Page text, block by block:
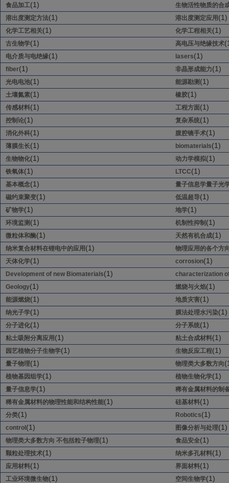
食品加工(1)
生物活性物质的合
溶出度测定方法(1) 溶出度测定应用 (1)
化学工艺相关(1) 化学工程相关(1)
古生物学(1) 高电压与绝缘技术
电介质与电绝缘(1) lasers(1)
fiber(1) 非晶形成能力(1)
光电电池(1) 能源勘测 (1)
土壤氮素(1) 橡胶(1)
传感材料(1) 工程方面(1)
控制论(1) 复杂系统(1)
消化外科(1) 腹腔镜手术(1)
薄膜生长(1) biomaterials(1)
生物物化(1) 动力学模拟(1)
铁氧体(1) LTCC(1)
基本概念(1)
量子信息学量子光
磁约束聚变(1) 低温超导(1)
矿物学(1) 地学(1)
环境监测 (1) 机制性抑制 (1)
微粒体和酶(1) 天然有机合成(1)
纳米复合材料在锂电中的应用 (1)
物理应用的各个方
天体化学(1) corrosion(1)
Development of new Biomaterials(1)
characterization
Geology(1) 燃烧与火焰(1)
能源燃烧(1) 地质灾害(1)
纳光子学(1) 膜法处理水污染(1)
分子进化(1) 分子系统(1)
粘土吸附分离应用 (1) 粘土合成材料(1)
园艺植物分子生物学(1) 生物反应工程(1)
量子物理(1) 物理类大多数方向
植物基因组学(1) 植物生物化学(1)
量子信息学(1)
稀有金属材料的制
稀有金属材料的物理性能和结构性能(1) 硅基材料(1)
分类(1) Robotics(1)
control (1) 图像分析与处理(1)
物理类大多数方向 不包括粒子物理(1) 食品安全(1)
颗粒处理技术(1) 纳米多孔材料(1)
应用材料(1) 界面材料(1)
工业环境微生物(1) 空间生物学(1)